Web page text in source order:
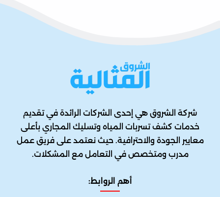
شركة الشروق هي إحدى الشركات الرائدة في تقديم
خدمات كشف تسربات المياه وتسليك المجاري بأعلى
معايير الجودة والاحترافية. حيث نعتمد على فريق عمل
مدرب ومتخصص في التعامل مع المشكلات.
أهم الروابط: